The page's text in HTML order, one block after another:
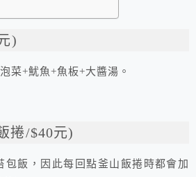
)
菜+魷魚+魚板+大醬湯。
捲/$40元)
包飯，因此每回點釜山飯捲時都會加